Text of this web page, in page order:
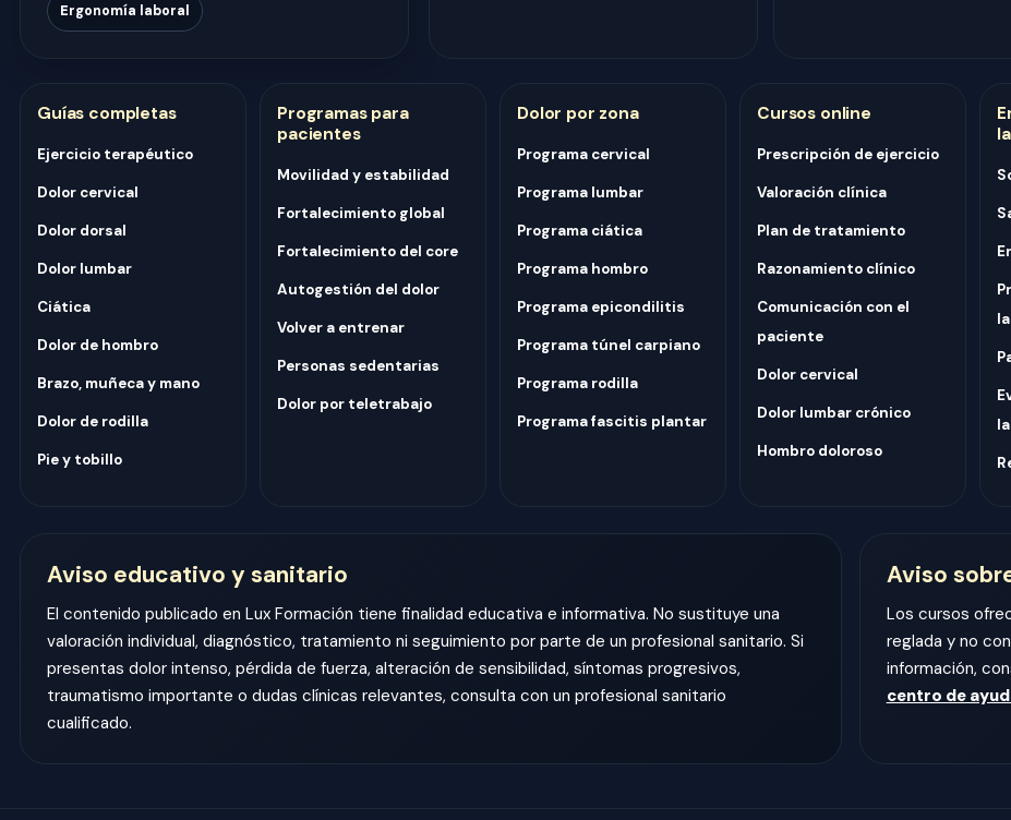
Ergonomía laboral
Guías completas
Ejercicio terapéutico
Dolor cervical
Dolor dorsal
Dolor lumbar
Ciática
Dolor de hombro
Brazo, muñeca y mano
Dolor de rodilla
Pie y tobillo
Programas para
pacientes
Movilidad y estabilidad
Fortalecimiento global
Fortalecimiento del core
Autogestión del dolor
Volver a entrenar
Personas sedentarias
Dolor por teletrabajo
Dolor por zona
Programa cervical
Programa lumbar
Programa ciática
Programa hombro
Programa epicondilitis
Programa túnel carpiano
Programa rodilla
Programa fascitis plantar
Cursos online
Prescripción de ejercicio
Valoración clínica
Plan de tratamiento
Razonamiento clínico
Comunicación con el
paciente
Dolor cervical
Dolor lumbar crónico
Hombro doloroso
Aviso educativo y sanitario
El contenido publicado en Lux Formación tiene finalidad educativa e informativa. No sustituye una
valoración individual, diagnóstico, tratamiento ni seguimiento por parte de un profesional sanitario. Si
presentas dolor intenso, pérdida de fuerza, alteración de sensibilidad, síntomas progresivos,
traumatismo importante o dudas clínicas relevantes, consulta con un profesional sanitario
cualificado.
Aviso
Los cursos
reglada y no
información,
centro de